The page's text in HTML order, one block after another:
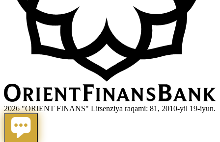
2026 "ORIENT FINANS" Litsenziya raqami: 81, 2010-yil 19-iyun.